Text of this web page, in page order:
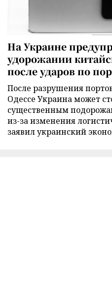
На Украине
удорожании
после ударов по
После разрушения
Одессе Украина может
существенным
из-за изменения
заявил украинский